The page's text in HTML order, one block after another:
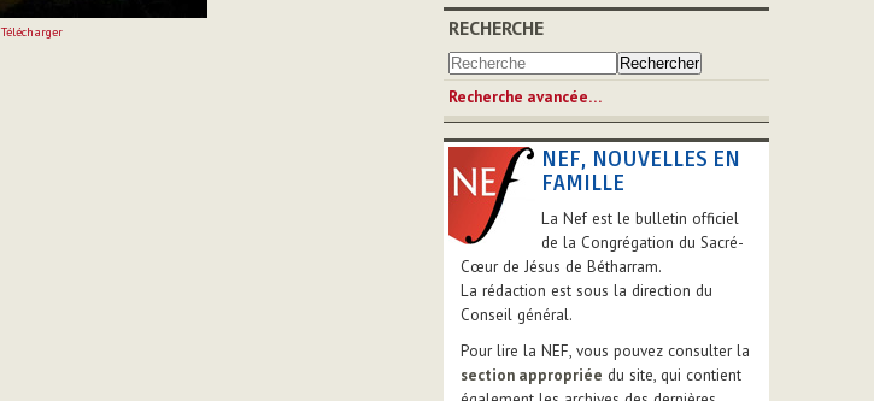
Télécharger RECHERCHE
Recherche avancée…
NEF, NOUVELLES EN
FAMILLE
La Nef est le bulletin officiel
de la Congrégation du Sacré-
Cœur de Jésus de Bétharram.
La rédaction est sous la direction du
Conseil général.
Pour lire la NEF, vous pouvez consulter la
section appropriée du site, qui contient